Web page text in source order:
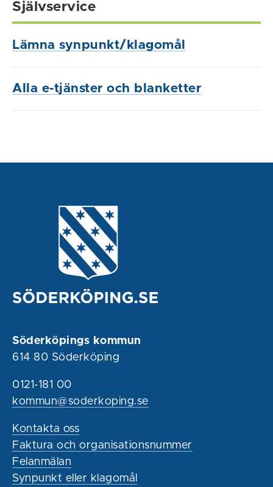
Självservice
Lämna synpunkt/klagomål
Alla e-tjänster och blanketter
Söderköpings kommun
614 80 Söderköping
0121-181 00
kommun@soderkoping.se
Kontakta oss
Faktura och organisationsnummer
Felanmälan
Synpunkt eller klagomål